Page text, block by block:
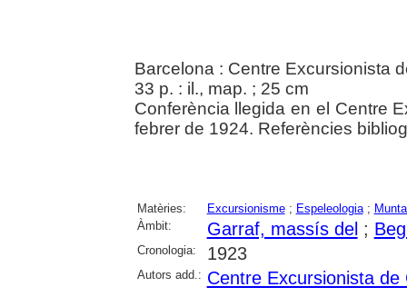
Barcelona : Centre Excursionista
33 p. : il., map. ; 25 cm
Conferència llegida en el Centre
febrer de 1924. Referències
Matèries: Excursionisme; Espeleologia;
Àmbit:
Garraf, massís del ;
Cronologia: 1923
Autors add.: Centre Excursionista de